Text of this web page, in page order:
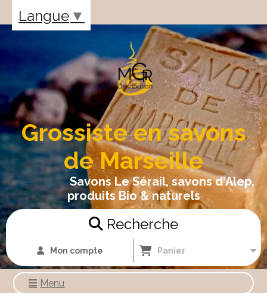
Grossiste en savons
de Marseille
Savons Le Sérail, savons d'Alep,
produits Bio & naturels
Recherche
Mon compte Panier
Menu
Langue ▼